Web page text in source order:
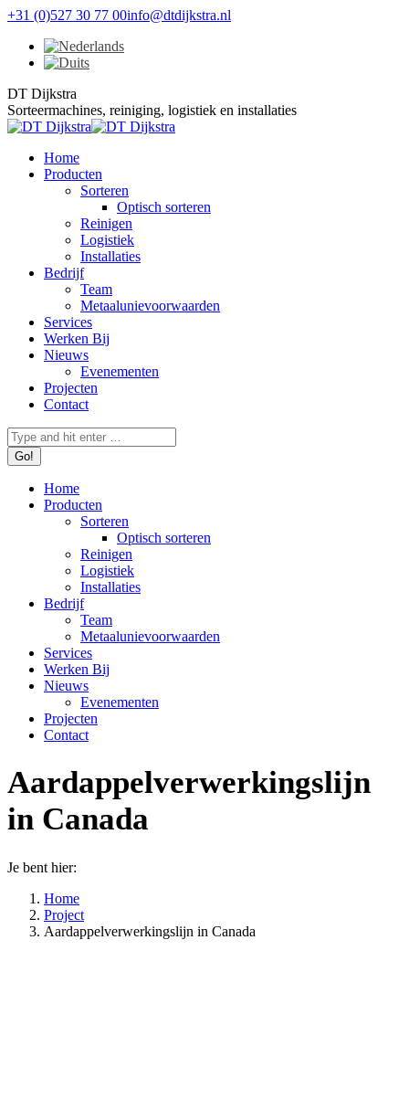
Skip
content
+31 (0)527 30 77 00info@dtdijkstra.nl
Facebook
page
in
new
window
Linkedin
page
in
new
window
page
in
new
window
YouTube
page
in
new
window
DT Dijkstra
Sorteermachines, reiniging, logistiek en installaties
Home
Producten
Sorteren
Optisch sorteren
Reinigen
Logistiek
Installaties
Bedrijf
Team
Metaalunievoorwaarden
Services
Werken Bij
Nieuws
Evenementen
Projecten
Contact
Search:
Home
Producten
Sorteren
Optisch sorteren
Reinigen
Logistiek
Installaties
Bedrijf
Team
Metaalunievoorwaarden
Services
Werken Bij
Nieuws
Evenementen
Projecten
Contact
Aardappelverwerkingslijn
in Canada
Je bent hier:
Home
Project
Aardappelverwerkingslijn in Canada